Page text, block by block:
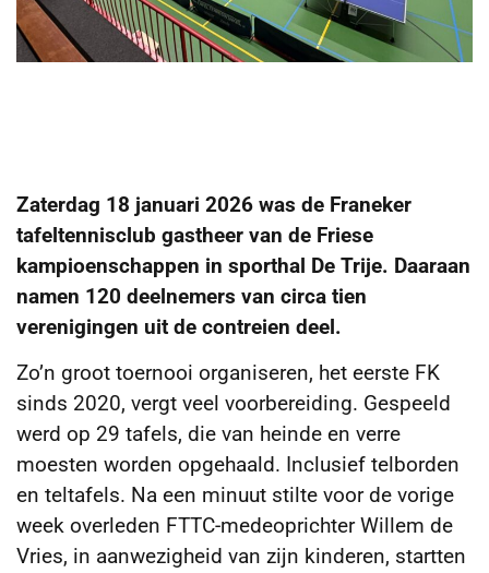
Zaterdag 18 januari 2026 was de Franeker
tafeltennisclub gastheer van de Friese
kampioenschappen in sporthal De Trije. Daaraan
namen 120 deelnemers van circa tien
verenigingen uit de contreien deel.
Zo’n groot toernooi organiseren, het eerste FK
sinds 2020, vergt veel voorbereiding. Gespeeld
werd op 29 tafels, die van heinde en verre
moesten worden opgehaald. Inclusief telborden
en teltafels. Na een minuut stilte voor de vorige
week overleden FTTC-medeoprichter Willem de
Vries, in aanwezigheid van zijn kinderen, startten